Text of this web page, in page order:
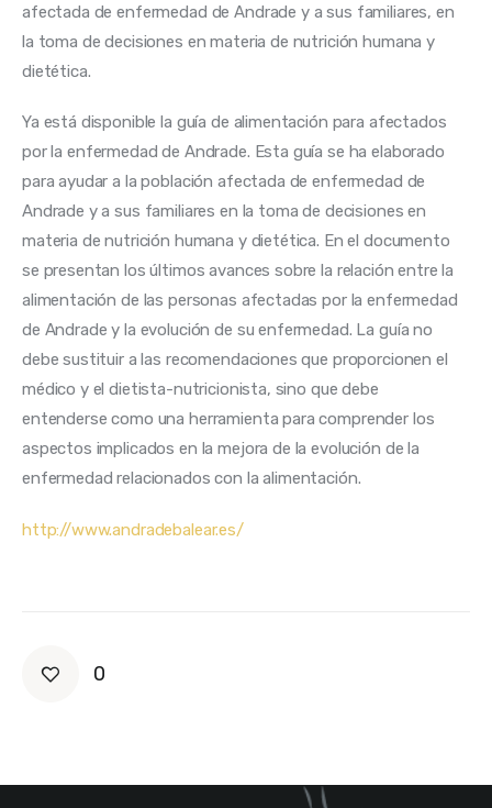
afectada de enfermedad de Andrade y a sus familiares, en
la toma de decisiones en materia de nutrición humana y
dietética.
Ya está disponible la guía de alimentación para afectados
por la enfermedad de Andrade. Esta guía se ha elaborado
para ayudar a la población afectada de enfermedad de
Andrade y a sus familiares en la toma de decisiones en
materia de nutrición humana y dietética. En el documento
se presentan los últimos avances sobre la relación entre la
alimentación de las personas afectadas por la enfermedad
de Andrade y la evolución de su enfermedad. La guía no
debe sustituir a las recomendaciones que proporcionen el
médico y el dietista-nutricionista, sino que debe
entenderse como una herramienta para comprender los
aspectos implicados en la mejora de la evolución de la
enfermedad relacionados con la alimentación.
http://www.andradebalear.es/
0